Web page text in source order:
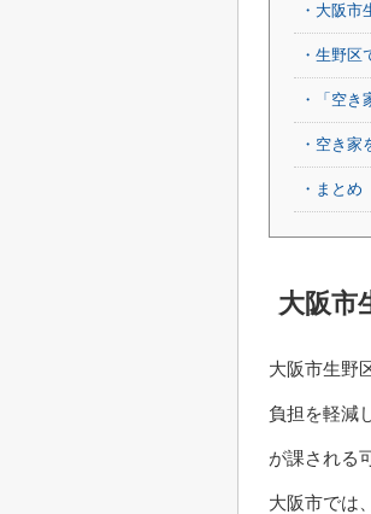
・大阪
・生野
・「空き
・空き家
・まとめ
大阪市
大阪市生野
負担を軽減
が課される
大阪市では